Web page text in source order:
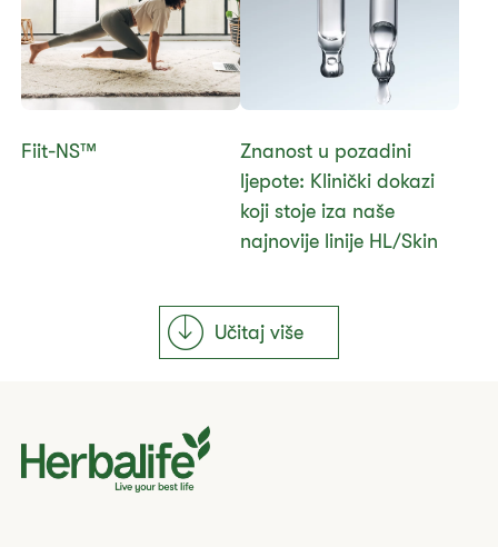
Fiit-NS™​
Znanost u pozadini
ljepote: Klinički dokazi
koji stoje iza naše
najnovije linije HL/Skin
Učitaj više